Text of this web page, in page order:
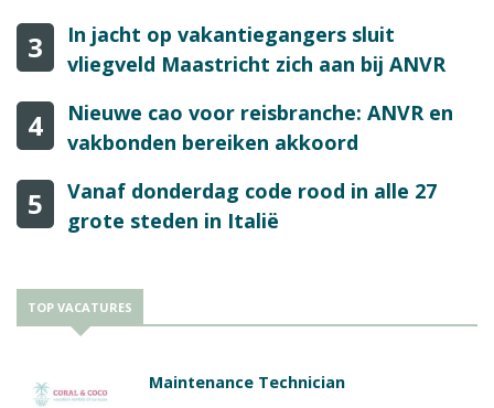
3
In jacht op vakantiegangers sluit
vliegveld Maastricht zich aan bij ANVR
4
Nieuwe cao voor reisbranche: ANVR en
vakbonden bereiken akkoord
5
Vanaf donderdag code rood in alle 27
grote steden in Italië
TOP VACATURES
Maintenance Technician